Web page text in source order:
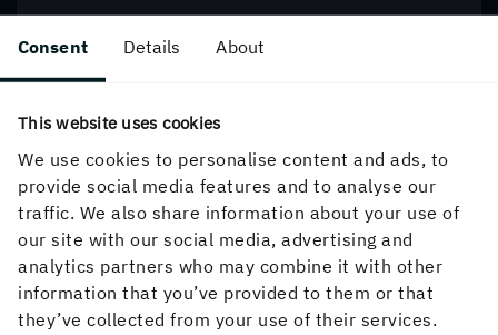
Consent Details About
This website uses cookies
We use cookies to personalise content and ads, to
provide social media features and to analyse our
traffic. We also share information about your use of
our site with our social media, advertising and
analytics partners who may combine it with other
information that you’ve provided to them or that
they’ve collected from your use of their services.